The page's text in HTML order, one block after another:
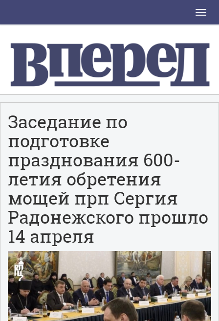
Toggle
Заседание по
подготовке
празднования 600-
летия обретения
мощей прп Сергия
Радонежского прошло
14 апреля